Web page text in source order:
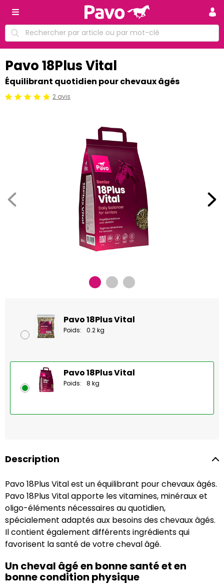
Pavo 18Plus Vital
Équilibrant quotidien pour chevaux âgés
Jugement:5 /5 2 avis
Pavo 18Plus Vital
Poids: 0.2 kg
Pavo 18Plus Vital
Poids: 8 kg
Description
Pavo 18Plus Vital est un équilibrant pour chevaux âgés.
Pavo 18Plus Vital apporte les vitamines, minéraux et
oligo-éléments nécessaires au quotidien,
spécialement adaptés aux besoins des chevaux âgés.
Il contient également différents ingrédients qui
favorisent la santé de votre cheval âgé.
Un cheval âgé en bonne santé et en
bonne condition physique